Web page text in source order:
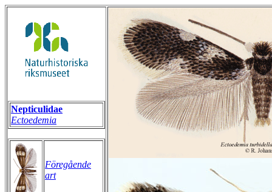
Nepticulidae
Ectoedemia
Föregående
art